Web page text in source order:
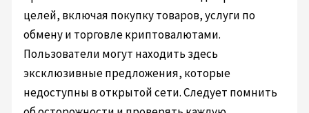
целей, включая покупку товаров, услуги по
обмену и торговле криптовалютами.
Пользователи могут находить здесь
эксклюзивные предложения, которые
недоступны в открытой сети. Следует помнить